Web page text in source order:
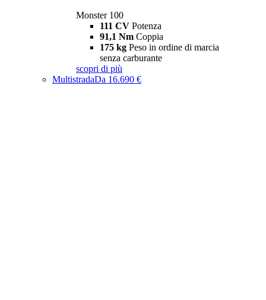
Monster 100
111 CV Potenza
91,1 Nm Coppia
175 kg Peso in ordine di marcia
senza carburante
scopri di più
MultistradaDa 16.690 €